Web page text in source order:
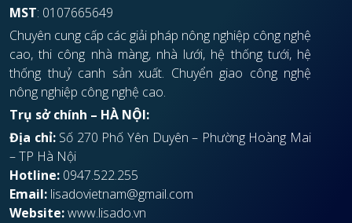
MST: 0107665649
Chuyên cung cấp các giải pháp nông nghiệp công nghệ
cao, thi công nhà màng, nhà lưới, hệ thống tưới, hệ
thống thuỷ canh sản xuất. Chuyển giao công nghệ
nông nghiệp công nghệ cao.
Trụ sở chính – HÀ NỘI:
Địa chỉ:Số 270 Phố Yên Duyên – Phường Hoàng Mai
– TP Hà Nội
Hotline: 0947.522.255
Email: lisadovietnam@gmail.com
Website:www.lisado.vn